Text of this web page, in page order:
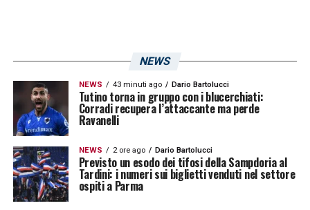
NEWS
NEWS 43 minuti ago Dario Bartolucci
Tutino torna in gruppo con i blucerchiati:
Corradi recupera l’attaccante ma perde
Ravanelli
NEWS 2 ore ago Dario Bartolucci
Previsto un esodo dei tifosi della Sampdoria al
Tardini: i numeri sui biglietti venduti nel settore
ospiti a Parma